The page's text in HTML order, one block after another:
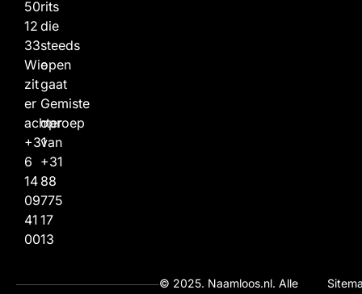
50
12
33
Wie
zit
er
achter
+31
6
14
09
41
00
rits
die
steeds
open
gaat
Gemiste
oproep
van
+31
88
775
17
13
© 2025. Naamloos.nl. Alle